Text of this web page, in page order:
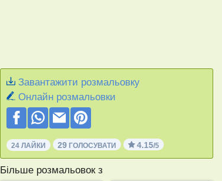
Завантажити розмальовку
Онлайн розмальовки
24 ЛАЙКИ 29ГОЛОСУВАТИ 4.15/5
Більше розмальовок з